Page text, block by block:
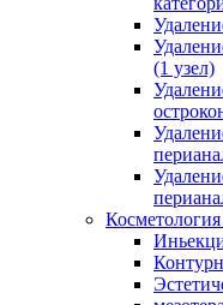
(1 узел)